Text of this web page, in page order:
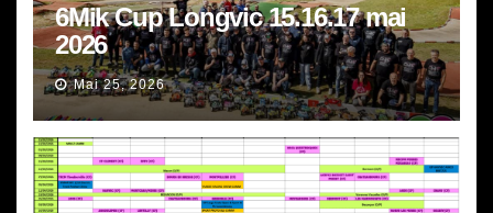
6Mik Cup Longvic 15.16.17 mai
2026
Mai 25, 2026